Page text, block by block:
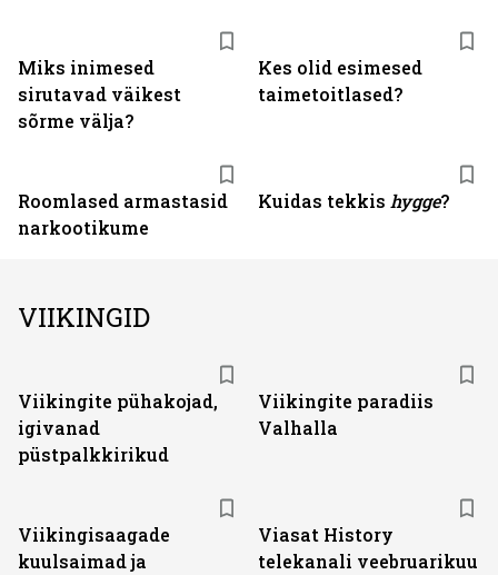
Miks inimesed
sirutavad väikest
sõrme välja?
Kes olid esimesed
taimetoitlased?
Roomlased armastasid
narkootikume
Kuidas tekkis hygge?
VIIKINGID
Viikingite pühakojad,
igivanad
püstpalkkirikud
Viikingite paradiis
Valhalla
Viikingisaagade
kuulsaimad ja
Viasat History
telekanali veebruarikuu